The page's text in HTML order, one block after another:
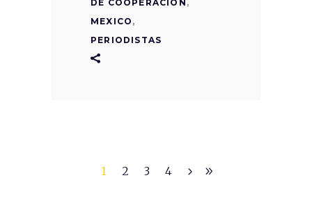
DE COOPERACIÓN ,
MEXICO ,
PERIODISTAS
1 2 3 4